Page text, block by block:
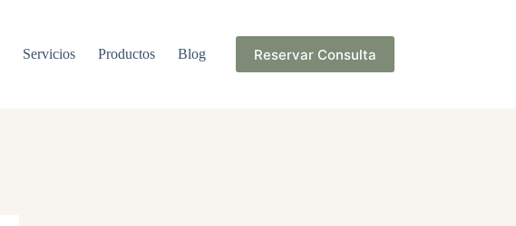
Servicios Productos Blog Reservar Consulta